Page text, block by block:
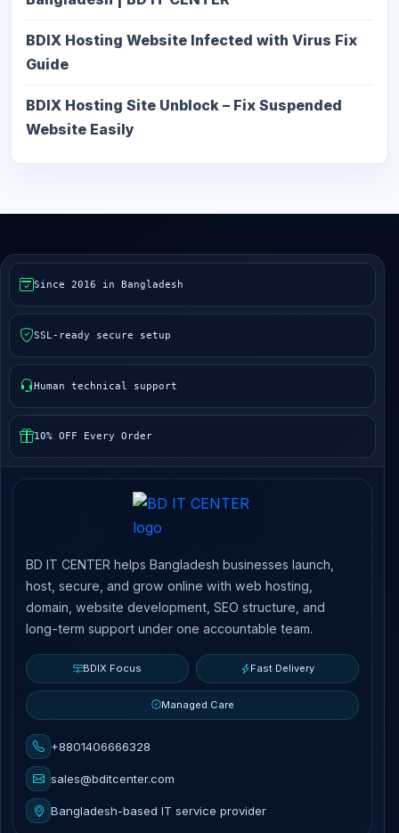
BDIX Hosting Website Infected with Virus Fix
Guide
BDIX Hosting Site Unblock – Fix Suspended
Website Easily
Since 2016 in Bangladesh
SSL-ready secure setup
Human technical support
10% OFF Every Order
BD IT CENTER helps Bangladesh businesses launch,
host, secure, and grow online with web hosting,
domain, website development, SEO structure, and
long-term support under one accountable team.
BDIX Focus Fast Delivery
Managed Care
+8801406666328
sales@bditcenter.com
Bangladesh-based IT service provider